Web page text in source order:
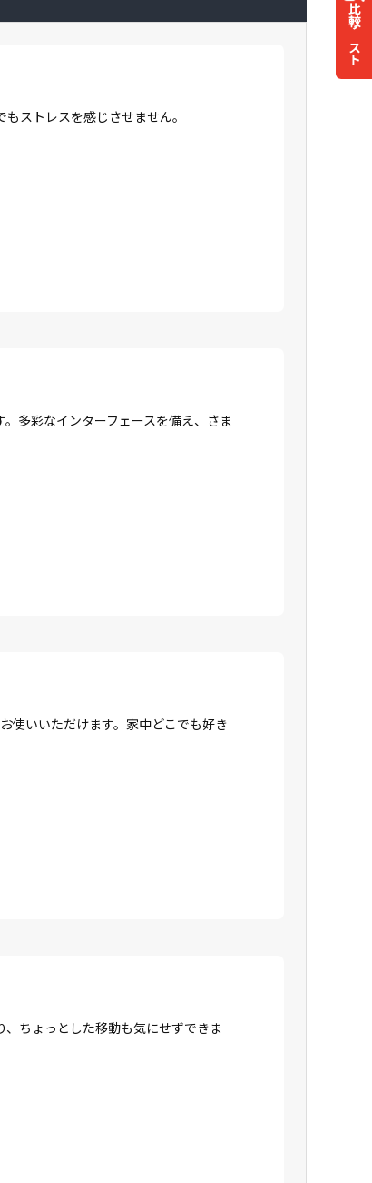
比較
リスト
ストレスを感じさせません。
多彩なインターフェースを備え、さま
使いいただけます。家中どこでも好き
ちょっとした移動も気にせずできま